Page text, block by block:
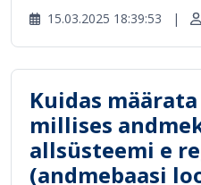
15.03.2025 18:39:53 |
Kuidas
millises
allsüsteemi e
(andmebaasi